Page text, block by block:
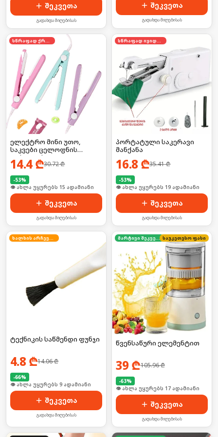
შეკვეთა
გადახდა მიღებისას
შეკვეთა
გადახდა მიღებისას
სწრაფად ქრება
ელექტრო მინი უთო,
საკვები ცელოფნის
დასალუქი
14.4₾30.72₾
-53%
🛒 ბოლო 24სთ-ში იყიდა 26-მა
შეკვეთა
გადახდა მიღებისას
სწრაფად იყიდება
პორტატული საკერავი
მანქანა
16.8 ₾35.41₾
-53%
🛒 ბოლო 24სთ-ში იყიდა 27-მა
შეკვეთა
გადახდა მიღებისას
ხალხის არჩევანი
ტექნიკის საწმენდი ფუნჯი
4.8 ₾14.06₾
-66%
🛒 ბოლო 24სთ-ში იყიდა 16-მა
შეკვეთა
გადახდა მიღებისას
მარტივი შეკვეთა საუკეთესო ფასი
წვენსაწური ელემენტით
39 ₾105.96₾
-63%
🛒 ბოლო 24სთ-ში იყიდა 27-მა
შეკვეთა
გადახდა მიღებისას